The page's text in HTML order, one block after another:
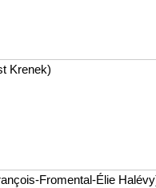
Krenek)
Fromental-Élie